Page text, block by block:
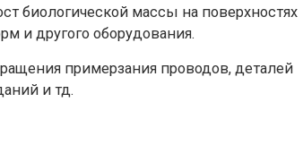
биологической массы на поверхностях
и другого оборудования.
примерзания проводов, деталей
и тд.